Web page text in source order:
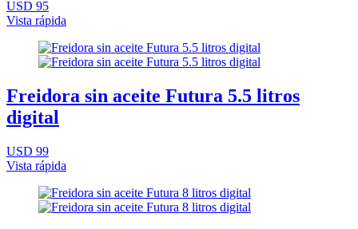
USD 95
Vista rápida
Freidora sin aceite Futura 5.5 litros
digital
USD 99
Vista rápida